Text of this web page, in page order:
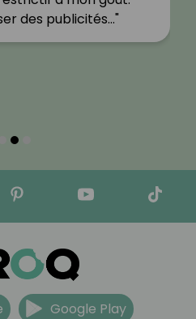
des publicités…"
Google Play